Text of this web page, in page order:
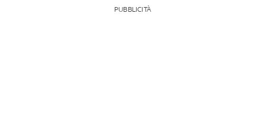
PUBBLICITÀ